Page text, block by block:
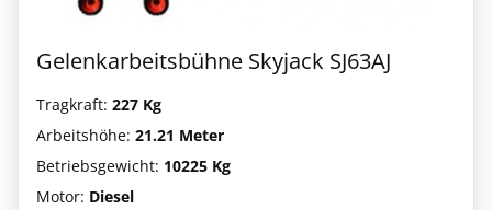
Gelenkarbeitsbühne Skyjack SJ63AJ
Tragkraft: 227 Kg
Arbeitshöhe: 21.21 Meter
Betriebsgewicht: 10225 Kg
Motor: Diesel